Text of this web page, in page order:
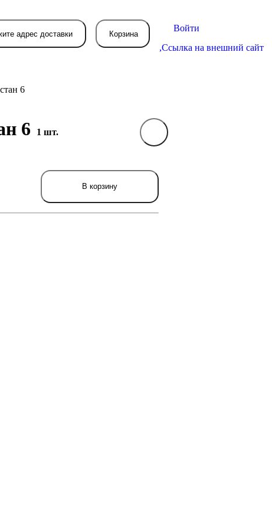
адрес доставки Корзина
Войти
,Ссылка на внешний сайт
6
6 1 шт.
В корзину
В вашей корзине
товары, которые вы закажете.